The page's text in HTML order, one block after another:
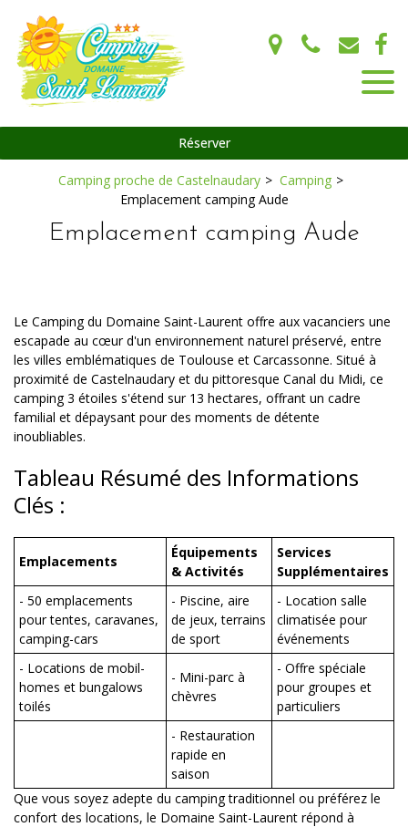
Réserver
Camping proche de Castelnaudary
Camping
Emplacement camping Aude
Emplacement camping Aude
Le Camping du Domaine Saint-Laurent offre aux vacanciers une
escapade au cœur d'un environnement naturel préservé, entre
les villes emblématiques de Toulouse et Carcassonne. Situé à
proximité de Castelnaudary et du pittoresque Canal du Midi, ce
camping 3 étoiles s'étend sur 13 hectares, offrant un cadre
familial et dépaysant pour des moments de détente
inoubliables.
Tableau Résumé des Informations
Clés :
Emplacements
Équipements
& Activités
Services
Supplémentaires
- 50 emplacements
pour tentes, caravanes,
camping-cars
- Piscine, aire
de jeux, terrains
de sport
- Location salle
climatisée pour
événements
- Locations de mobil-
homes et bungalows
toilés
- Mini-parc à
chèvres
- Offre spéciale
pour groupes et
particuliers
- Restauration
rapide en
saison
Que vous soyez adepte du camping traditionnel ou préférez le
confort des locations, le Domaine Saint-Laurent répond à